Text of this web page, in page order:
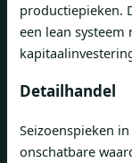
productiepieken.
een lean
Detailhandel
Seizoenspieken
onschatbare